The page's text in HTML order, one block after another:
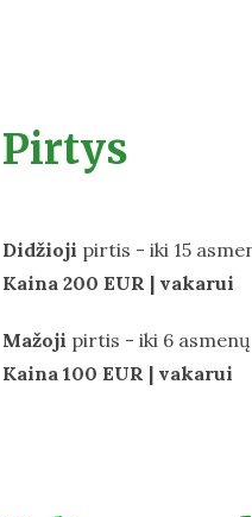
Pirtys
Didžioji pirtis - iki 15
Kaina 200 EUR | vakarui
Mažoji pirtis - iki 6 asmenų
Kaina 100 EUR | vakarui